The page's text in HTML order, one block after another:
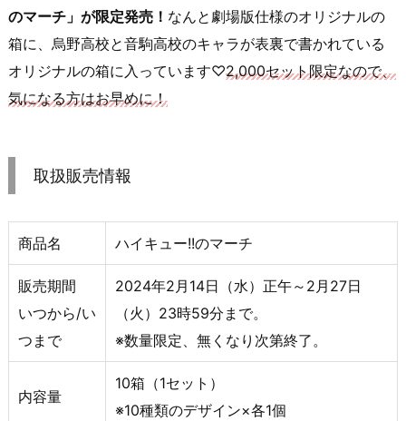
のマーチ」が限定発売！ なんと劇場版仕様のオリジナルの
箱に、烏野高校と音駒高校のキャラが表裏で書かれている
オリジナルの箱に入っています♡2,000セット限定なので、
気になる方はお早めに！
取扱販売情報
商品名 ハイキュー!!のマーチ
販売期間
いつから/い
つまで
2024年2月14日（水）正午～2月27日
（火）23時59分まで。
※数量限定、無くなり次第終了。
内容量
10箱（1セット）
※10種類のデザイン×各1個